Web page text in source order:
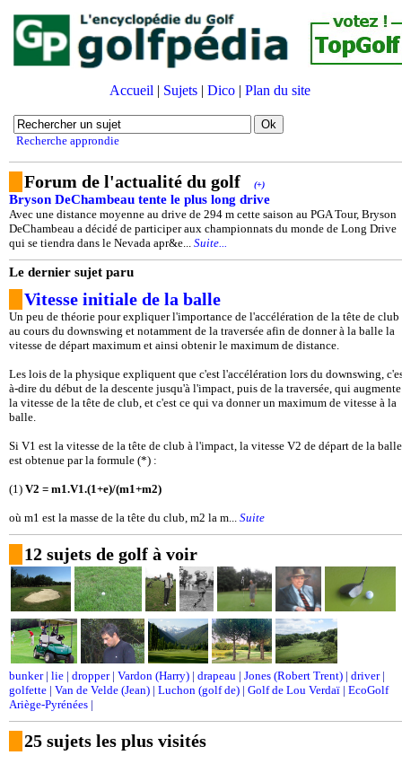
Accueil | Sujets | Dico | Plan du site
Recherche approndie
Forum de l'actualité du golf (+)
Bryson DeChambeau tente le plus long drive
Avec une distance moyenne au drive de 294 m cette saison au PGA Tour, Bryson
DeChambeau a décidé de participer aux championnats du monde de Long Drive
qui se tiendra dans le Nevada apr&e... Suite...
Le dernier sujet paru
Vitesse initiale de la balle
Un peu de théorie pour expliquer l'importance de l'accélération de la tête de club
au cours du downswing et notamment de la traversée afin de donner à la balle la
vitesse de départ maximum et ainsi obtenir le maximum de distance.
Les lois de la physique expliquent que c'est l'accélération lors du downswing,
à-dire du début de la descente jusqu'à l'impact, puis de la traversée, qui augmente
la vitesse de la tête de club, et c'est ce qui va donner un maximum de vitesse à la
balle.
Si V1 est la vitesse de la tête de club à l'impact, la vitesse V2 de départ de la balle
est obtenue par la formule (*) :
(1) V2 = m1.V1.(1+e)/(m1+m2)
où m1 est la masse de la tête du club, m2 la m... Suite
12 sujets de golf à voir
bunker | lie | dropper | Vardon (Harry) | drapeau | Jones (Robert Trent) | driver |
golfette | Van de Velde (Jean) | Luchon (golf de) | Golf de Lou Verdaï | EcoGolf
Ariège-Pyrénées |
25 sujets les plus visités